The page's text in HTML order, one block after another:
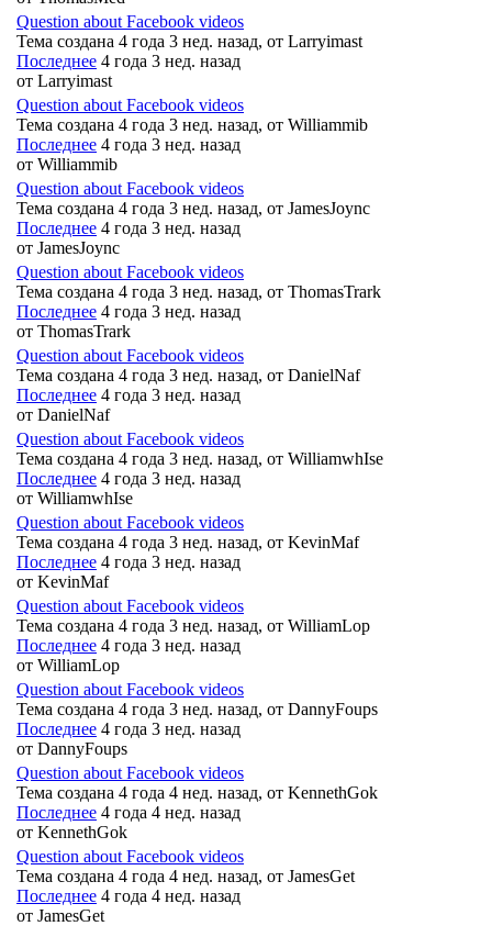
Question about Facebook videos
Тема создана 4 года 3 нед. назад, от Larryimast
Последнее 4 года 3 нед. назад
от Larryimast
Question about Facebook videos
Тема создана 4 года 3 нед. назад, от Williammib
Последнее 4 года 3 нед. назад
от Williammib
Question about Facebook videos
Тема создана 4 года 3 нед. назад, от JamesJoync
Последнее 4 года 3 нед. назад
от JamesJoync
Question about Facebook videos
Тема создана 4 года 3 нед. назад, от ThomasTrark
Последнее 4 года 3 нед. назад
от ThomasTrark
Question about Facebook videos
Тема создана 4 года 3 нед. назад, от DanielNaf
Последнее 4 года 3 нед. назад
от DanielNaf
Question about Facebook videos
Тема создана 4 года 3 нед. назад, от WilliamwhIse
Последнее 4 года 3 нед. назад
от WilliamwhIse
Question about Facebook videos
Тема создана 4 года 3 нед. назад, от KevinMaf
Последнее 4 года 3 нед. назад
от KevinMaf
Question about Facebook videos
Тема создана 4 года 3 нед. назад, от WilliamLop
Последнее 4 года 3 нед. назад
от WilliamLop
Question about Facebook videos
Тема создана 4 года 3 нед. назад, от DannyFoups
Последнее 4 года 3 нед. назад
от DannyFoups
Question about Facebook videos
Тема создана 4 года 4 нед. назад, от KennethGok
Последнее 4 года 4 нед. назад
от KennethGok
Question about Facebook videos
Тема создана 4 года 4 нед. назад, от JamesGet
Последнее 4 года 4 нед. назад
от JamesGet